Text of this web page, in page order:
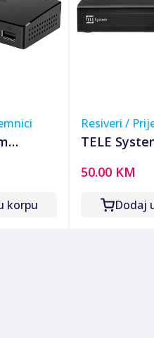
HEVC,
-korpu
Resiveri /
TELE
DVB-T2,
SCART,
50.00 KM
Dodaj